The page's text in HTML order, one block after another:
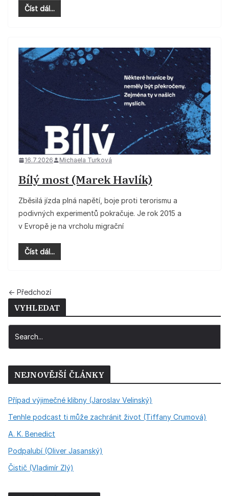
Číst dál...
16.7.2026 Michaela Turková
Bílý most (Marek Havlík)
Zběsilá jízda plná napětí, boje proti terorismu a
podivných experimentů pokračuje. Je rok 2015 a
v Evropě je na vrcholu migrační
Číst dál...
← Předchozí
VYHLEDAT
NEJNOVĚJŠÍ ČLÁNKY
Případ výjimečné klibny (Jaroslav Velinský)
Tenhle podcast ti může zachránit život (Tiffany Crumová)
A. K. Benedict
Podpalubí (Oliver Jasanský)
Čistič (Vladimír Zlý)